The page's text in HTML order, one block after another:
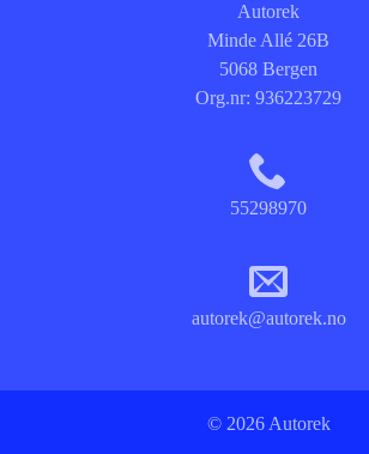
Autorek
Minde Allé 26B
5068 Bergen
Org.nr: 936223729
55298970
autorek@autorek.no
© 2026 Autorek